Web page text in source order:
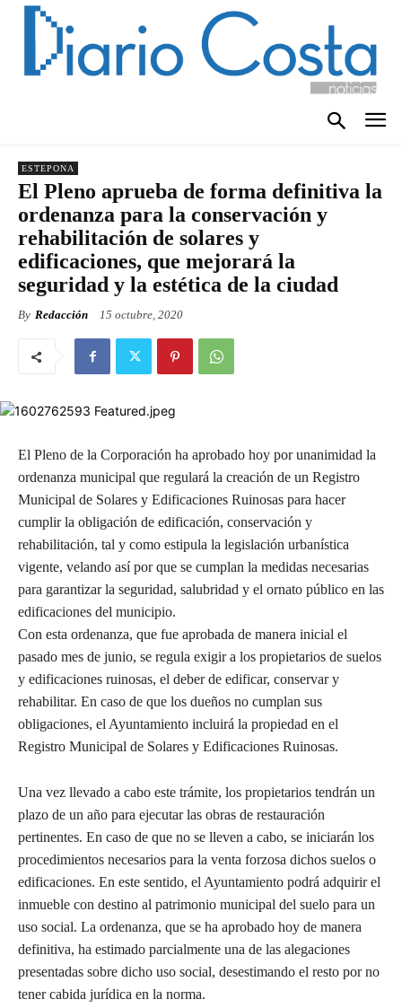
ESTEPONA
El Pleno aprueba de forma definitiva la
ordenanza para la conservación y
rehabilitación de solares y
edificaciones, que mejorará la
seguridad y la estética de la ciudad
By Redacción 15 octubre, 2020
El Pleno de la Corporación ha aprobado hoy por unanimidad la
ordenanza municipal que regulará la creación de un Registro
Municipal de Solares y Edificaciones Ruinosas para hacer
cumplir la obligación de edificación, conservación y
rehabilitación, tal y como estipula la legislación urbanística
vigente, velando así por que se cumplan la medidas necesarias
para garantizar la seguridad, salubridad y el ornato público en las
edificaciones del municipio.
Con esta ordenanza, que fue aprobada de manera inicial el
pasado mes de junio, se regula exigir a los propietarios de suelos
y edificaciones ruinosas, el deber de edificar, conservar y
rehabilitar. En caso de que los dueños no cumplan sus
obligaciones, el Ayuntamiento incluirá la propiedad en el
Registro Municipal de Solares y Edificaciones Ruinosas.
Una vez llevado a cabo este trámite, los propietarios tendrán un
plazo de un año para ejecutar las obras de restauración
pertinentes. En caso de que no se lleven a cabo, se iniciarán los
procedimientos necesarios para la venta forzosa dichos suelos o
edificaciones. En este sentido, el Ayuntamiento podrá adquirir el
inmueble con destino al patrimonio municipal del suelo para un
uso social. La ordenanza, que se ha aprobado hoy de manera
definitiva, ha estimado parcialmente una de las alegaciones
presentadas sobre dicho uso social, desestimando el resto por no
tener cabida jurídica en la norma.